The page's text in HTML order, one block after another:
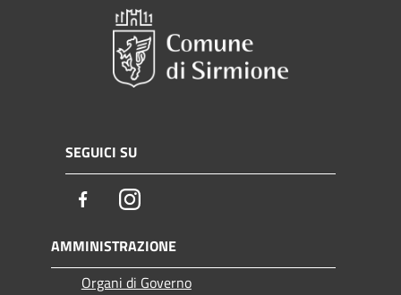
SEGUICI SU
FacebookInstagram
AMMINISTRAZIONE
Organi di Governo